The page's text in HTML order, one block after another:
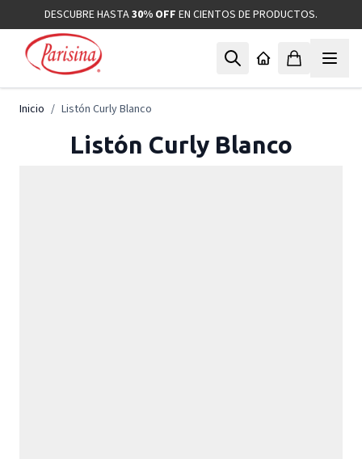
Ir al contenidoDESCUBRE HASTA30% OFF EN CIENTOS DE PRODUCTOS.
Inicio / Listón Curly Blanco
Listón Curly Blanco